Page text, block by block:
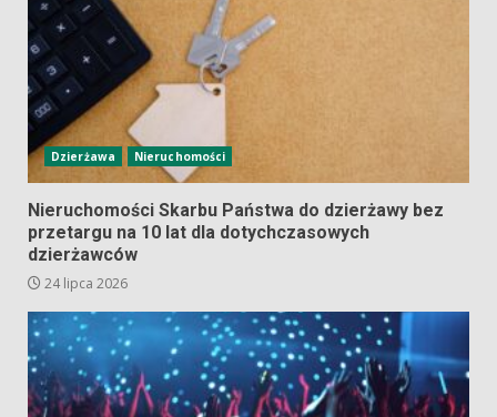
Dzierżawa Nieruchomości
Nieruchomości Skarbu Państwa do dzierżawy bez
przetargu na 10 lat dla dotychczasowych
dzierżawców
24 lipca 2026